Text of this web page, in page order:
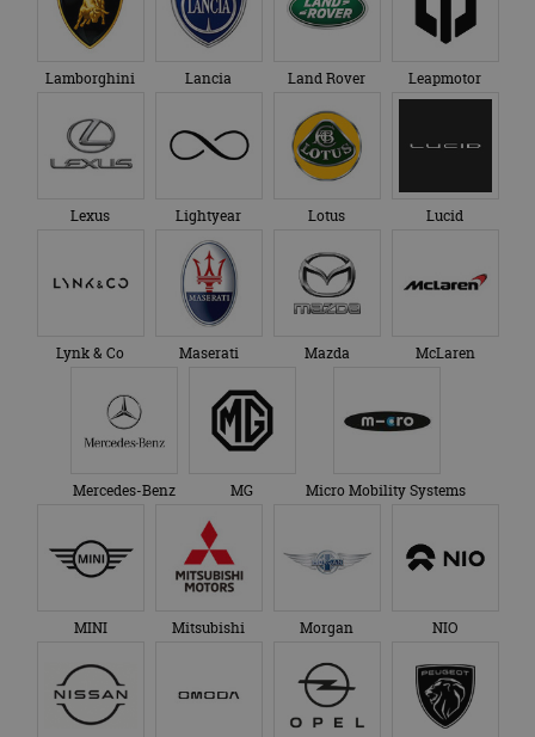
Lamborghini Lancia Land Rover Leapmotor
Lexus Lightyear Lotus Lucid
Lynk & Co Maserati Mazda McLaren
Mercedes-Benz MG Micro Mobility Systems
MINI Mitsubishi Morgan NIO